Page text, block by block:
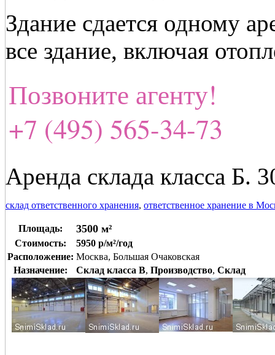
Здание сдается одному
все здание, включая
Позвоните агенту!
+7 (495) 565-34-73
Аренда склада класса Б.
склад ответственного хранения, ответственное хранение в
Площадь: 3500 м²
Стоимость:
5950 р/м²/год
Расположение: Москва, Большая Очаковская
Назначение:
Склад класса B, Производство, Склад